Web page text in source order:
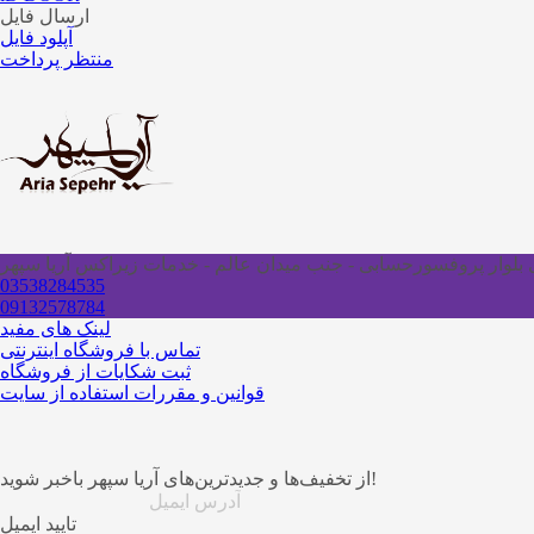
ارسال فایل
آپلود فایل
منتظر پرداخت
بلوار پروفسورحسابی - جنب میدان عالم - خدمات زیراکس آریا سپهر
03538284535
09132578784
لینک های مفید
تماس با فروشگاه اینترنتی
ثبت شکایات از فروشگاه
قوانین و مقررات استفاده از سایت
از تخفیف‌ها و جدیدترین‌های آریا سپهر باخبر شوید!
تایید ایمیل